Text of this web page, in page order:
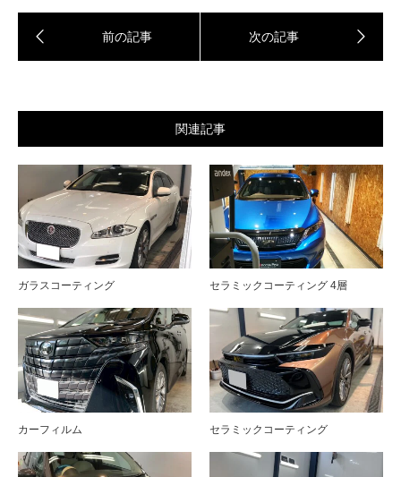
関連記事
ガラスコーティング セラミックコーティング 4層
カーフィルム セラミックコーティング